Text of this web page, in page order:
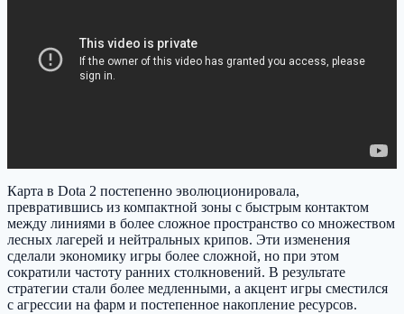
Карта в Dota 2 постепенно эволюционировала,
превратившись из компактной зоны с быстрым контактом
между линиями в более сложное пространство со множеством
лесных лагерей и нейтральных крипов. Эти изменения
сделали экономику игры более сложной, но при этом
сократили частоту ранних столкновений. В результате
стратегии стали более медленными, а акцент игры сместился
с агрессии на фарм и постепенное накопление ресурсов.